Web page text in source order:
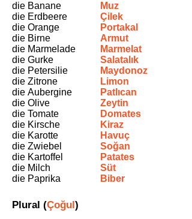
die Banane
die Erdbeere
die Orange
die Birne
die Marmelade
die Gurke
die Petersilie
die Zitrone
die Aubergine
die Olive
die Tomate
die Kirsche
die Karotte
die Zwiebel
die Kartoffel
die Milch
die Paprika
Muz
Çilek
Portakal
Armut
Marmelat
Salatalık
Maydonoz
Limon
Patlıcan
Zeytin
Domates
Kiraz
Havuç
Soğan
Patates
Süt
Biber
Plural (Çoğul)